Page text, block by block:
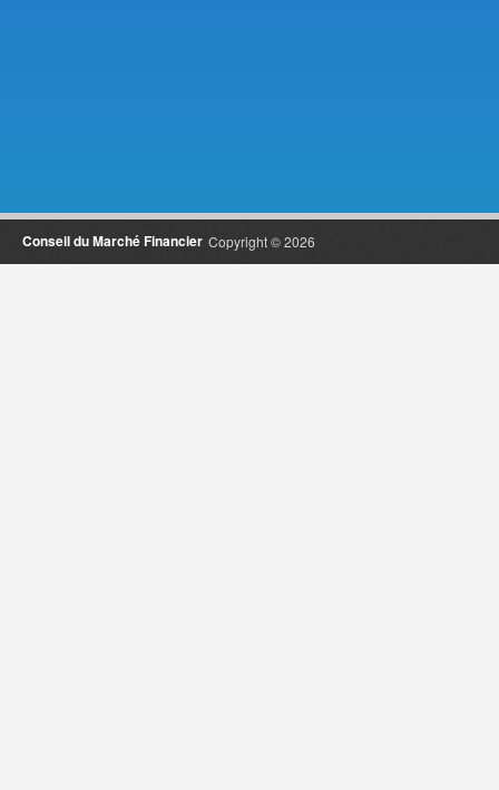
Copyright © 2026
Conseil du Marché Financier